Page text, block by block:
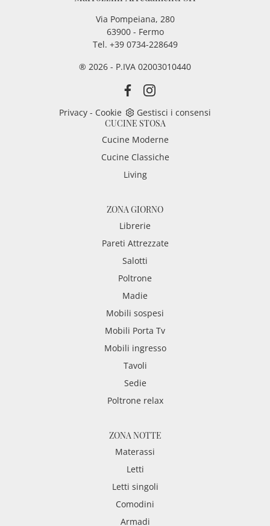
Via Pompeiana, 280
63900 - Fermo
Tel. +39 0734-228649
® 2026 - P.IVA 02003010440
Privacy - Cookie
Gestisci i consensi
CUCINE STOSA
Cucine Moderne
Cucine Classiche
Living
ZONA GIORNO
Librerie
Pareti Attrezzate
Salotti
Poltrone
Madie
Mobili sospesi
Mobili Porta Tv
Mobili ingresso
Tavoli
Sedie
Poltrone relax
ZONA NOTTE
Materassi
Letti
Letti singoli
Comodini
Armadi